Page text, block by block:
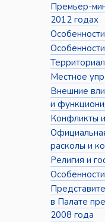
Премьер-
2012 годах
Местное
Внешние
и
Конфликты
расколы и
Религия и
в Палате
2008 года